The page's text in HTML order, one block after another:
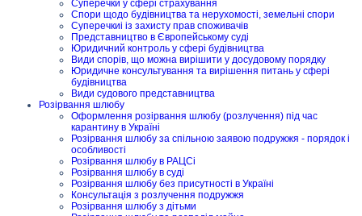
Суперечки у сфері страхування
Спори щодо будівництва та нерухомості, земельні спори
Суперечкиі із захисту прав споживачів
Представництво в Європейському суді
Юридичний контроль у сфері будівництва
Види спорів, що можна вирішити у досудовому порядку
Юридичне консультування та вирішення питань у сфері
будівництва
Види судового представництва
Розірвання шлюбу
Оформлення розірвання шлюбу (розлучення) під час
карантину в Україні
Розірвання шлюбу за спільною заявою подружжя - порядок і
особливості
Розірвання шлюбу в РАЦСі
Розірвання шлюбу в суді
Розірвання шлюбу без присутності в Україні
Консультація з розлучення подружжя
Розірвання шлюбу з дітьми